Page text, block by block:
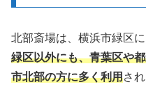
北部斎場は、横浜市緑区に
緑区以外にも、青葉区や
市北部の方に多く利用され